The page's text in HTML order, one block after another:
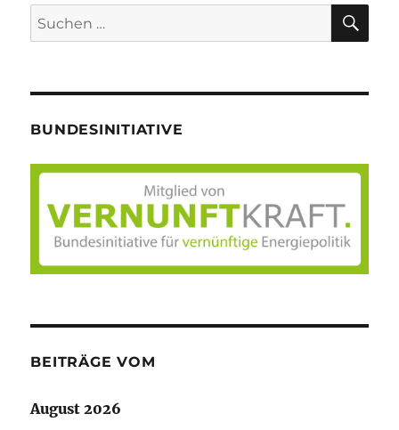
Suche
nach:
BUNDESINITIATIVE
BEITRÄGE VOM
August 2026